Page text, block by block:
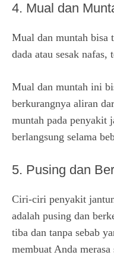
4. Mual dan
Mual dan muntah bisa
dada atau sesak nafas,
Mual dan muntah ini
berkurangnya aliran
muntah pada penyakit
berlangsung selama
5. Pusing dan
Ciri-ciri penyakit
adalah pusing dan
tiba dan tanpa sebab
membuat Anda